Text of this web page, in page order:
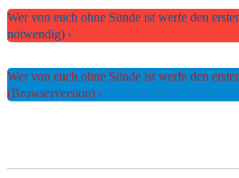
Wer von euch ohne Sünde ist werfe den
notwendig)
Wer von euch ohne Sünde ist werfe den
(Browserversion)